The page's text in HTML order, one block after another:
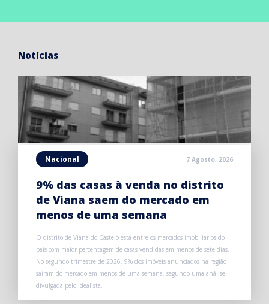
Notícias
Nacional 7 Agosto, 2026
9% das casas à venda no distrito
de Viana saem do mercado em
menos de uma semana
O distrito de Viana do Castelo está entre os mercados imobiliários do
país com maior percentagem de casas vendidas em menos de sete dias.
No segundo trimestre de 2026, 9% dos imóveis anunciados na região
saíram do mercado em menos de uma semana, segundo uma análise
divulgada pelo idealista.